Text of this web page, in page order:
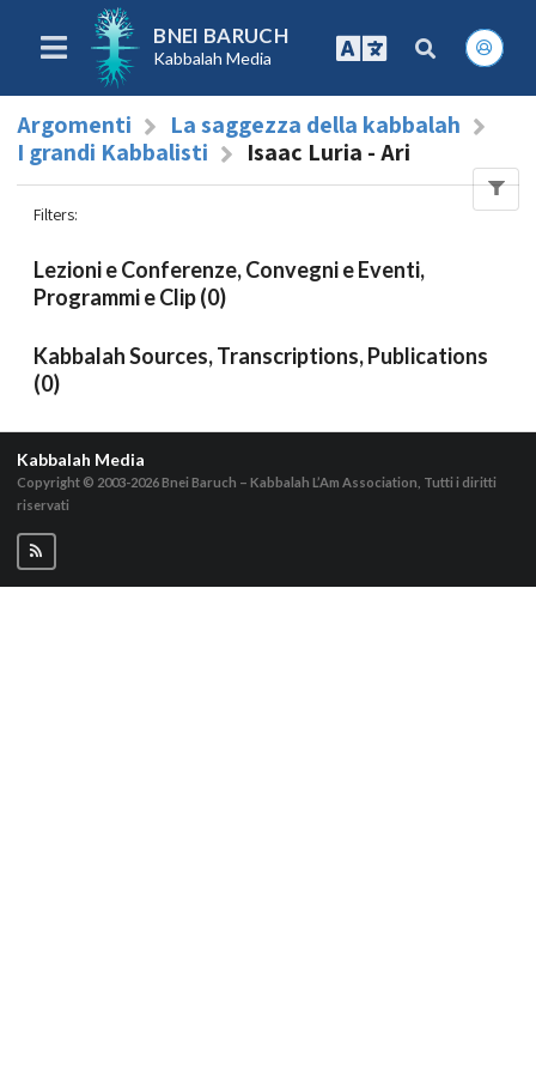
BNEI BARUCH
Kabbalah Media
Argomenti
La saggezza della kabbalah
I grandi Kabbalisti
Isaac Luria - Ari
Filters:
Lezioni e Conferenze, Convegni e Eventi,
Programmi e Clip (0)
Kabbalah Sources, Transcriptions, Publications
(0)
Kabbalah Media
Copyright © 2003-2026Bnei Baruch – Kabbalah L’Am Association, Tutti i diritti
riservati